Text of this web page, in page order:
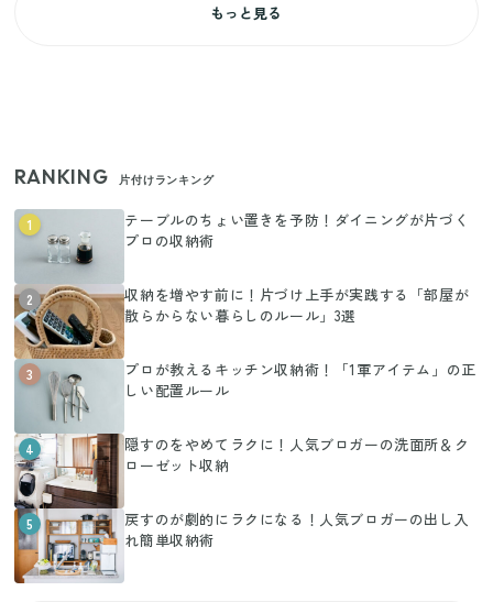
もっと見る
RANKING 片付けランキング
1
テーブルのちょい置きを予防！ダイニングが片づく
プロの収納術
2
収納を増やす前に！片づけ上手が実践する「部屋が
散らからない暮らしのルール」3選
3
プロが教えるキッチン収納術！「1軍アイテム」の正
しい配置ルール
4
隠すのをやめてラクに！人気ブロガーの洗面所＆ク
ローゼット収納
5
戻すのが劇的にラクになる！人気ブロガーの出し入
れ簡単収納術